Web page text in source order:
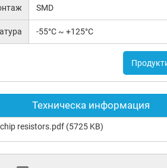
SMD
-55°C ~ +125°C
Техническа информация
resistors.pdf (5725 KB)